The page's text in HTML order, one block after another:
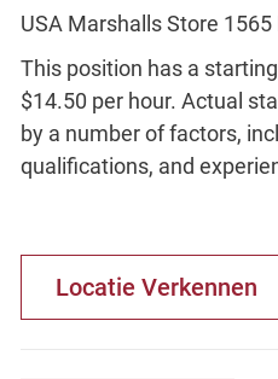
USA Marshalls Store 1565
This position has a
$14.50 per hour. Actual
by a number of factors,
qualifications, and
Locatie Verkennen